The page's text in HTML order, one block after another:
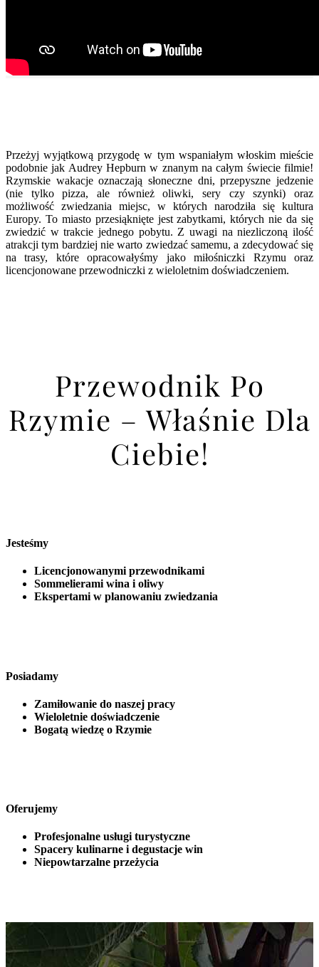
Przeżyj wyjątkową przygodę w tym wspaniałym włoskim mieście
podobnie jak Audrey Hepburn w znanym na całym świecie filmie!
Rzymskie wakacje oznaczają słoneczne dni, przepyszne jedzenie
(nie tylko pizza, ale również oliwki, sery czy szynki) oraz
możliwość zwiedzania miejsc, w których narodziła się kultura
Europy. To miasto przesiąknięte jest zabytkami, których nie da się
zwiedzić w trakcie jednego pobytu. Z uwagi na niezliczoną ilość
atrakcji tym bardziej nie warto zwiedzać samemu, a zdecydować się
na trasy, które opracowałyśmy jako miłośniczki Rzymu oraz
licencjonowane przewodniczki z wieloletnim doświadczeniem.
Przewodnik Po
Rzymie – Właśnie Dla
Ciebie!
Jesteśmy
Licencjonowanymi przewodnikami
Sommelierami wina i oliwy
Ekspertami w planowaniu zwiedzania
Posiadamy
Zamiłowanie do naszej pracy
Wieloletnie doświadczenie
Bogatą wiedzę o Rzymie
Oferujemy
Profesjonalne usługi turystyczne
Spacery kulinarne i degustacje win
Niepowtarzalne przeżycia